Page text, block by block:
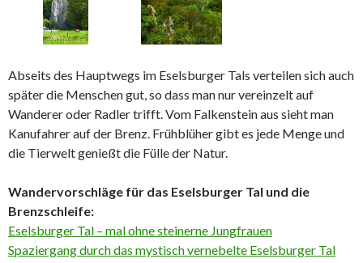
Abseits des Hauptwegs im Eselsburger Tals verteilen sich auch
später die Menschen gut, so dass man nur vereinzelt auf
Wanderer oder Radler trifft. Vom Falkenstein aus sieht man
Kanufahrer auf der Brenz. Frühblüher gibt es jede Menge und
die Tierwelt genießt die Fülle der Natur.
Wandervorschläge für das Eselsburger Tal und die
Brenzschleife:
Eselsburger Tal – mal ohne steinerne Jungfrauen
Spaziergang durch das mystisch vernebelte Eselsburger Tal